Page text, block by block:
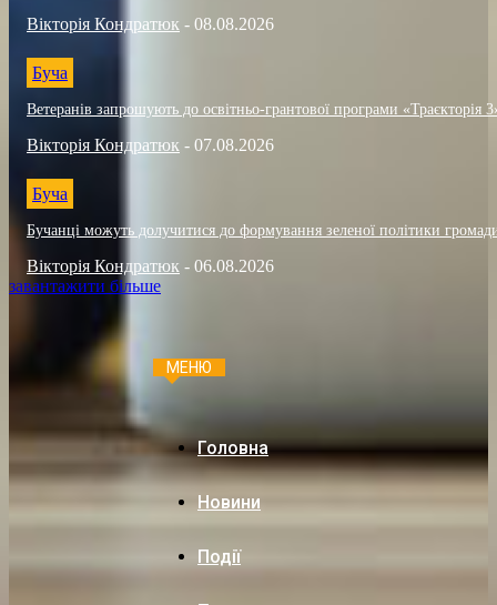
Вікторія Кондратюк - 08.08.2026
Буча
Ветеранів запрошують до освітньо-грантової програми «Траєкторія
Вікторія Кондратюк - 07.08.2026
Буча
Бучанці можуть долучитися до формування зеленої політики
Вікторія Кондратюк - 06.08.2026
завантажити більше
МЕНЮ
Головна
Новини
Події